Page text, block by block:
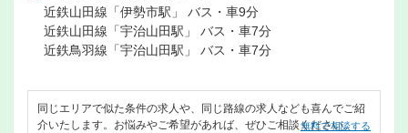
近鉄山田線「伊勢市駅」 バス・車9分
近鉄山田線「宇治山田駅」 バス・車7分
近鉄鳥羽線「宇治山田駅」 バス・車7分
同じエリアで似た条件の求人や、同じ路線の求人なども喜んでご紹
介いたします。お悩みやご希望があれば、ぜひご相談ください。
無料で相談する